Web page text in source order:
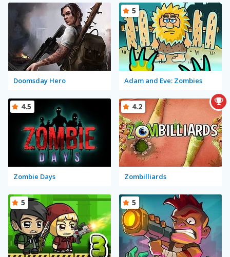
Doomsday Hero Adam and Eve: Zombies
5
Zombie Days
4.5
Zombilliards
4.2
5 5